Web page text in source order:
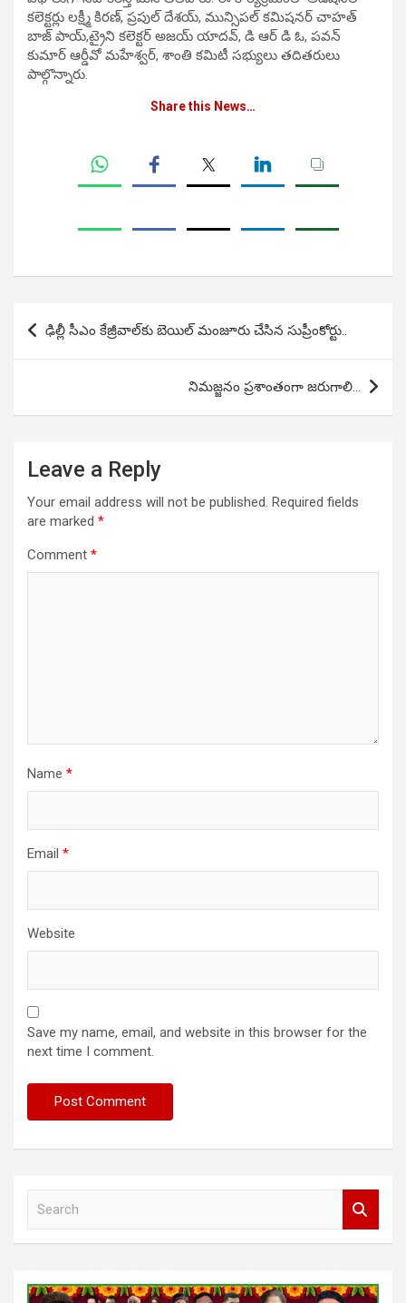
కలెక్టర్లు లక్ష్మీ కిరణ్, ప్రపుల్ దేశయ్, మున్సిపల్ కమిషనర్ చాహత్
బాజ్ పాయ్,ట్రైని కలెక్టర్ అజయ్ యాదవ్, డి ఆర్ డి ఓ, పవన్
కుమార్ ఆర్డీవో మహేశ్వర్, శాంతి కమిటీ సభ్యులు తదితరులు
పాల్గొన్నారు.
Share this News…
Post
navigation
ఢిల్లీ సీఎం కేజ్రీవాల్‌కు బెయిల్ మంజూరు చేసిన సుప్రీంకోర్టు..
నిమజ్జనం ప్రశాంతంగా జరుగాలి…
Leave a Reply
Your email address will not be published. Required fields
are marked *
Comment *
Name *
Email *
Website
Save my name, email, and website in this browser for the
next time I comment.
h